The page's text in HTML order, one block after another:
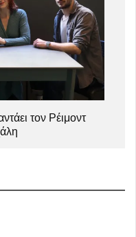
τον Ρέιμοντ